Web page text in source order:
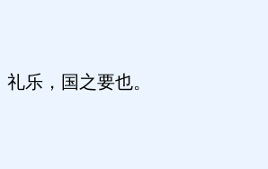
礼乐，国之要也。